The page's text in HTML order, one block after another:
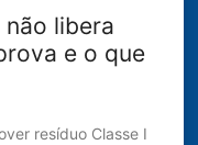
não libera
e o que
resíduo Classe I